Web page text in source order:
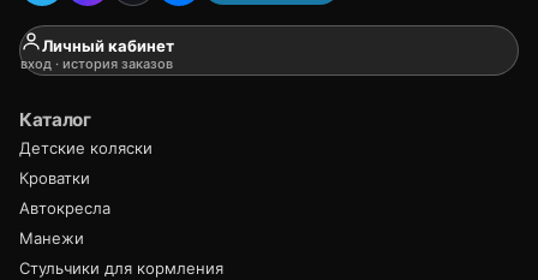
Личный кабинет
вход · история заказов
Каталог
Детские коляски
Кроватки
Автокресла
Манежи
Стульчики для кормления